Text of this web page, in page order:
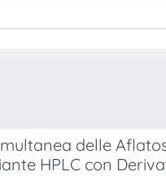
delle
HPLC con